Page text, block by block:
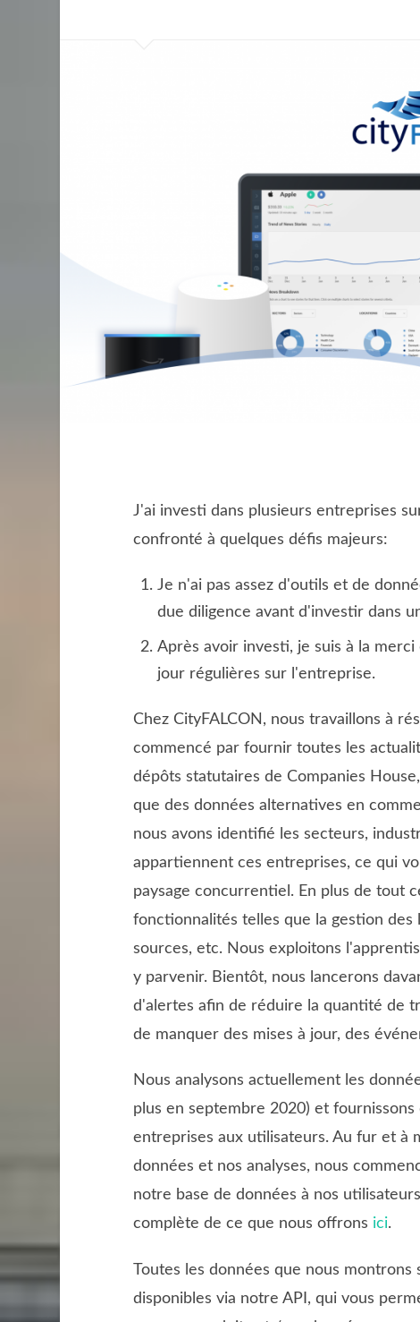
J'ai investi dans plusieurs entreprises
confronté à quelques défis majeurs:
Je n'ai pas assez d'outils et de
due diligence avant d'investir dans
Après avoir investi, je suis à la
jour régulières sur l'entreprise.
Chez CityFALCON, nous travaillons à
commencé par fournir toutes les
dépôts statutaires de Companies
que des données alternatives en
nous avons identifié les secteurs,
appartiennent ces entreprises, ce qui
paysage concurrentiel. En plus de tout
fonctionnalités telles que la gestion des
sources, etc. Nous exploitons
y parvenir. Bientôt, nous lancerons
d'alertes afin de réduire la quantité de
de manquer des mises à jour, des
Nous analysons actuellement les
plus en septembre 2020) et
entreprises aux utilisateurs. Au fur et à
données et nos analyses, nous
notre base de données à nos
complète de ce que nous offrons ici.
Toutes les données que nous
disponibles via notre API, qui vous